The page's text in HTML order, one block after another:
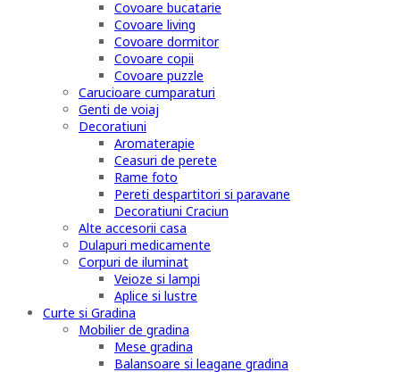
Covoare bucatarie
Covoare living
Covoare dormitor
Covoare copii
Covoare puzzle
Carucioare cumparaturi
Genti de voiaj
Decoratiuni
Aromaterapie
Ceasuri de perete
Rame foto
Pereti despartitori si paravane
Decoratiuni Craciun
Alte accesorii casa
Dulapuri medicamente
Corpuri de iluminat
Veioze si lampi
Aplice si lustre
Curte si Gradina
Mobilier de gradina
Mese gradina
Balansoare si leagane gradina